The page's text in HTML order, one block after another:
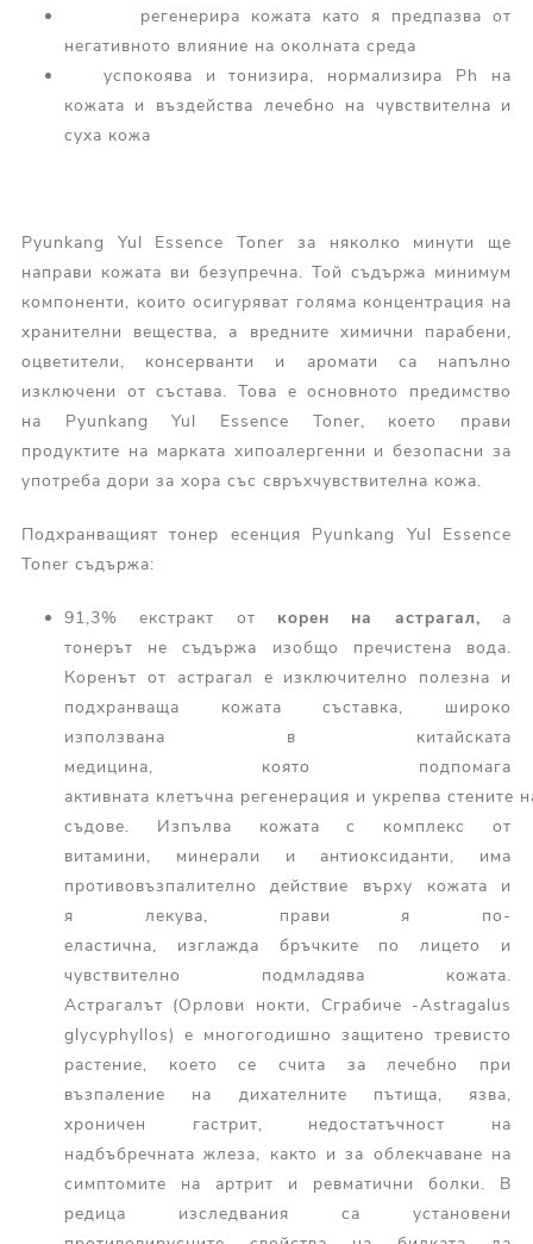
регенерира кожата като я предпазва от
негативното влияние на околната среда
успокоява и тонизира, нормализира Ph на
кожата и въздейства лечебно на чувствителна и
суха кожа
Pyunkang Yul Essence Toner за няколко минути ще
направи кожата ви безупречна. Той съдържа минимум
компоненти, които осигуряват голяма концентрация на
хранителни вещества, а вредните химични парабени,
оцветители, консерванти и аромати са напълно
изключени от състава. Това е основното предимство
на Pyunkang Yul Essence Toner, което прави
продуктите на марката хипоалергенни и безопасни за
употреба дори за хора със свръхчувствителна кожа.
Подхранващият тонер есенция Pyunkang Yul Essence
Toner съдържа:
91,3% екстракт от корен на астрагал, а
тонерът не съдържа изобщо пречистена вода.
Коренът от астрагал е изключително полезна и
подхранваща кожата съставка, широко
използвана в китайската
медицина, която подпомага
активната клетъчна регенерация и укрепва стените
съдове. Изпълва кожата с комплекс от
витамини, минерали и антиоксиданти, има
противовъзпалително действие върху кожата и
я лекува, прави я по-
еластична, изглажда бръчките по лицето и
чувствително подмладява кожата.
Астрагалът (Орлови нокти, Сграбиче -Astragalus
glycyphyllos) е многогодишно защитено тревисто
растение, което се счита за лечебно при
възпаление на дихателните пътища, язва,
хроничен гастрит, недостатъчност на
надбъбречната жлеза, както и за облекчаване на
симптомите на артрит и ревматични болки. В
редица изследвания са установени